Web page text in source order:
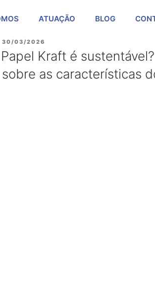
ATUAÇÃO BLOG
30/03/2026
Papel Kraft é
sobre as características